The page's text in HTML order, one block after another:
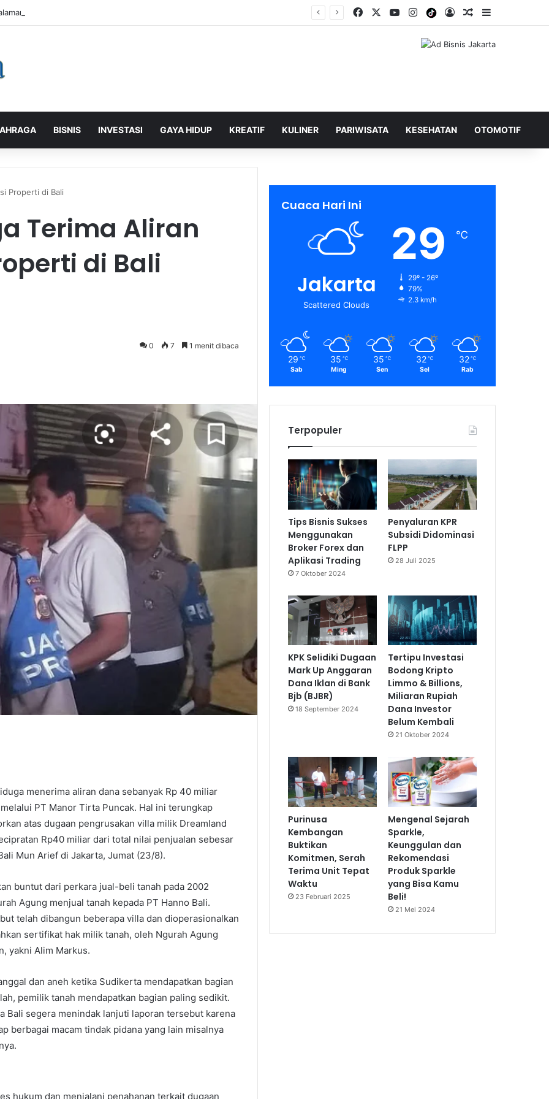
Pelanggan, PLN Icon Plus Sabet Tiga Penghargaan CCW 2026 Facebook YouTubeInstagramTiktokLog InShuffle Berita
BISNIS INVESTASI GAYA HIDUP KREATIF KULINER PARIWISATA KESEHATAN OTOMOTIF
Properti di Bali
Terima Aliran
di Bali
0 7 1 menit dibaca
menerima aliran dana sebanyak Rp 40 miliar
PT Manor Tirta Puncak. Hal ini terungkap
atas dugaan pengrusakan villa milik Dreamland
Rp40 miliar dari total nilai penjualan sebesar
Mun Arief di Jakarta, Jumat (23/8).
buntut dari perkara jual-beli tanah pada 2002
Agung menjual tanah kepada PT Hanno Bali.
telah dibangun beberapa villa dan dioperasionalkan
sertifikat hak milik tanah, oleh Ngurah Agung
yakni Alim Markus.
dan aneh ketika Sudikerta mendapatkan bagian
pemilik tanah mendapatkan bagian paling sedikit.
Bali segera menindak lanjuti laporan tersebut karena
berbagai macam tindak pidana yang lain misalnya
hukum dan menjalani penahanan terkait dugaan
Cuaca Hari Ini
Jakarta
Scattered Clouds
29 ℃
29º - 26º
79%
2.3 km/h
29 ℃
Sab
35 ℃
Ming
35 ℃
Sen
32 ℃
Sel
32 ℃
Rab
Terpopuler
Tips Bisnis Sukses
Menggunakan
Broker Forex dan
Aplikasi Trading
7 Oktober 2024
Penyaluran KPR
Subsidi Didominasi
FLPP
28 Juli 2025
KPK Selidiki Dugaan
Mark Up Anggaran
Dana Iklan di Bank
Bjb (BJBR)
18 September 2024
Tertipu Investasi
Bodong Kripto
Limmo & Billions,
Miliaran Rupiah
Dana Investor
Belum Kembali
21 Oktober 2024
Purinusa
Kembangan
Buktikan
Komitmen, Serah
Terima Unit Tepat
Waktu
23 Februari 2025
Mengenal Sejarah
Sparkle,
Keunggulan dan
Rekomendasi
Produk Sparkle
yang Bisa Kamu
Beli!
21 Mei 2024